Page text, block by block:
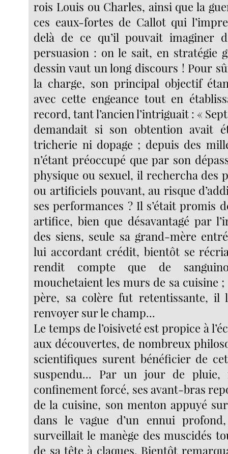
rois Louis ou Charles, ainsi que la
ces eaux-fortes de Callot qui
delà de ce qu’il pouvait imaginer
persuasion : on le sait, en stratégie
dessin vaut un long discours ! Pour
la charge, son principal objectif
avec cette engeance tout en
record, tant l’ancien l’intriguait : «
demandait si son obtention avait
tricherie ni dopage ; depuis des
n’étant préoccupé que par son
physique ou sexuel, il rechercha des
ou artificiels pouvant, au risque
ses performances ? Il s’était promis
artifice, bien que désavantagé par
des siens, seule sa grand-mère
lui accordant crédit, bientôt se
rendit compte que de
mouchetaient les murs de sa cuisine
père, sa colère fut retentissante, il
renvoyer sur le champ...
Le temps de l’oisiveté est propice à
aux découvertes, de nombreux
scientifiques surent bénéficier de
suspendu... Par un jour de pluie,
confinement forcé, ses avant-bras
de la cuisine, son menton appuyé
dans le vague d’un ennui
surveillait le manège des muscidés
de sa tête à claques. Bientôt